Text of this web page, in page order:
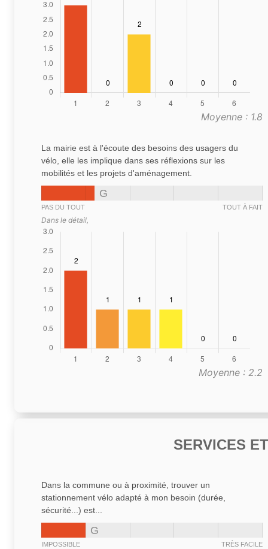
Moyenne : 1.8
La mairie est à l'écoute des besoins des usagers du
vélo, elle les implique dans ses réflexions sur les
mobilités et les projets d'aménagement.
G
PAS DU TOUT TOUT À FAIT
Dans le détail,
Moyenne : 2.2
SERVICES
Dans la commune ou à proximité, trouver un
stationnement vélo adapté à mon besoin (durée,
sécurité...) est...
G
IMPOSSIBLE TRÈS FACILE